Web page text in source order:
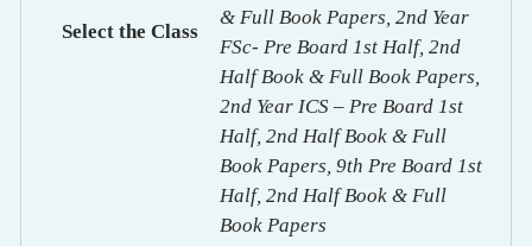
Select the Class
& Full Book Papers, 2nd Year
FSc- Pre Board 1st Half, 2nd
Half Book & Full Book Papers,
2nd Year ICS – Pre Board 1st
Half, 2nd Half Book & Full
Book Papers, 9th Pre Board 1st
Half, 2nd Half Book & Full
Book Papers